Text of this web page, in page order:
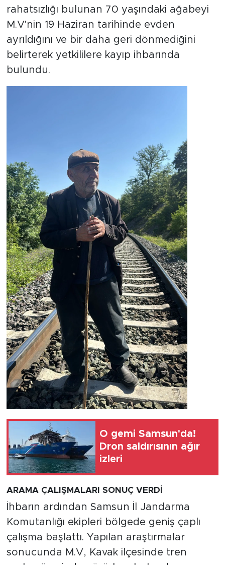
rahatsızlığı bulunan 70 yaşındaki ağabeyi
M.V'nin 19 Haziran tarihinde evden
ayrıldığını ve bir daha geri dönmediğini
belirterek yetkililere kayıp ihbarında
bulundu.
O gemi Samsun'da!
Dron saldırısının ağır
izleri
ARAMA ÇALIŞMALARI SONUÇ VERDİ
İhbarın ardından Samsun İl Jandarma
Komutanlığı ekipleri bölgede geniş çaplı
çalışma başlattı. Yapılan araştırmalar
sonucunda M.V, Kavak ilçesinde tren